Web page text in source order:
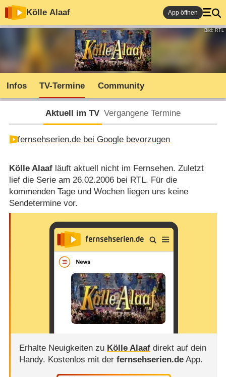
Kölle Alaaf App öffnen
Bild: RTL
Infos TV-Termine Community
Aktuell im TV Vergangene Termine
fernsehserien.de bei Google bevorzugen
Kölle Alaafläuft aktuell nicht im Fernsehen. Zuletzt
lief die Serie am 26.02.2006 bei RTL. Für die
kommenden Tage und Wochen liegen uns keine
Sendetermine vor.
Erhalte Neuigkeiten zu Kölle Alaafdirekt auf dein
Handy. Kostenlos mit der fernsehserien.deApp.